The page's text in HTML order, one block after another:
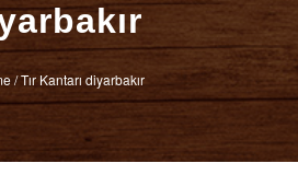
/Tır Kantarı diyarbakır